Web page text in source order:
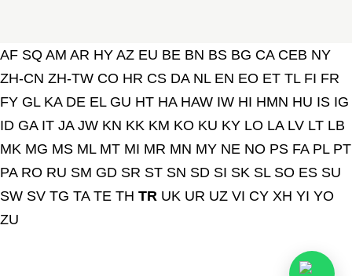
AF SQ AM AR HY AZ EU BE BN BS BG CA CEB NY
ZH-CN ZH-TW CO HR CS DA NL EN EO ET TL FI FR
FY GL KA DE EL GU HT HA HAW IW HI HMN HU IS IG
ID GA IT JA JW KN KK KM KO KU KY LO LA LV LT LB
MK MG MS ML MT MI MR MN MY NE NO PS FA PL PT
PA RO RU SM GD SR ST SN SD SI SK SL SO ES SU
SW SV TG TA TE TH TR UK UR UZ VI CY XH YI YO
ZU